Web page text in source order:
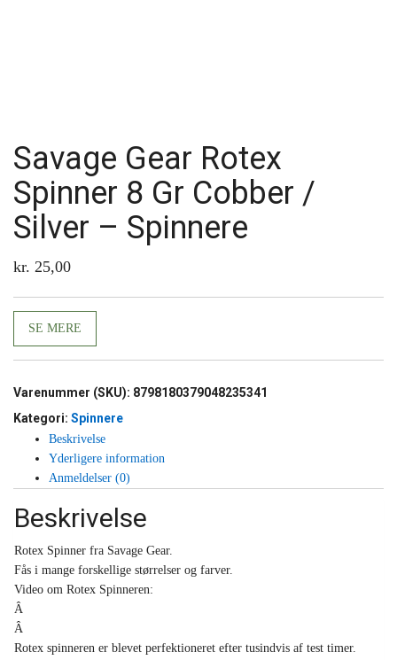
Savage Gear Rotex
Spinner 8 Gr Cobber /
Silver – Spinnere
kr. 25,00
SE MERE
Varenummer (SKU): 8798180379048235341
Kategori: Spinnere
Beskrivelse
Yderligere information
Anmeldelser (0)
Beskrivelse
Rotex Spinner fra Savage Gear.
Fås i mange forskellige størrelser og farver.
Video om Rotex Spinneren:
Â
Â
Rotex spinneren er blevet perfektioneret efter tusindvis af test timer.